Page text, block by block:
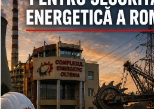
pentru
subtitluAdaugă
textul pentru
subtitluAdaugă
textul pentru